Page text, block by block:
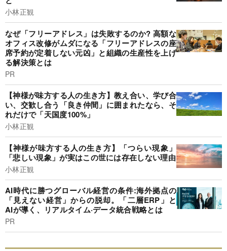
小林正観
なぜ「フリーアドレス」は失敗するのか? 高額な
オフィス改修がムダになる「フリーアドレスの座
席予約が定着しない元凶」と組織の生産性を上げ
る解決策とは
PR
【神様が味方する人の生き方】教え合い、学び合
い、交歓し合う「良き仲間」に囲まれたなら、そ
れだけで「天国度100%」
小林正観
【神様が味方する人の生き方】「つらい現象」
「悲しい現象」が実はこの世には存在しない理由
小林正観
AI時代に勝つグローバル経営の条件:海外拠点の
「見えない経営」からの脱却。「二層ERP」と
AIが導く、リアルタイム·データ統合戦略とは
PR